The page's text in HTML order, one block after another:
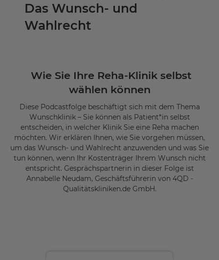
Das Wunsch- und
Wahlrecht
Wie Sie Ihre Reha-Klinik selbst
wählen können
Diese Podcastfolge beschäftigt sich mit dem Thema
Wunschklinik – Sie können als Patient*in selbst
entscheiden, in welcher Klinik Sie eine Reha machen
möchten. Wir erklären Ihnen, wie Sie vorgehen müssen,
um das Wunsch- und Wahlrecht anzuwenden und was Sie
tun können, wenn Ihr Kostenträger Ihrem Wunsch nicht
entspricht. Gesprächspartnerin in dieser Folge ist
Annabelle Neudam, Geschäftsführerin von 4QD -
Qualitätskliniken.de GmbH.